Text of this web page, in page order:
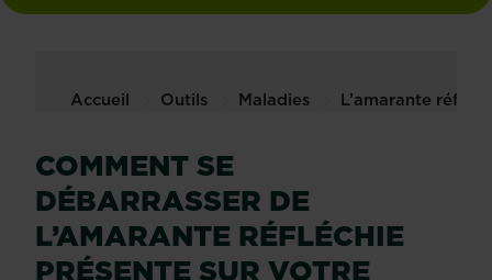
Accueil Outils Maladies L’amarante
COMMENT SE
DÉBARRASSER DE
L’AMARANTE RÉFLÉCHIE
PRÉSENTE SUR VOTRE